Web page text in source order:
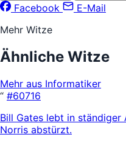
Facebook
E-Mail
Mehr Witze
Ähnliche Witze
Mehr aus Informatiker
“ #60716
Bill Gates lebt in ständiger
Norris abstürzt.